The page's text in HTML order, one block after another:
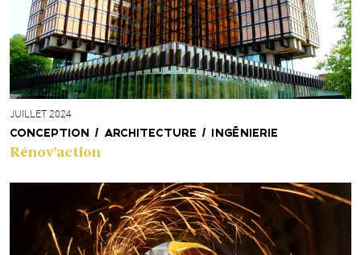
JUILLET 2024
CONCEPTION / ARCHITECTURE / INGÉNIERIE
Rénov’action